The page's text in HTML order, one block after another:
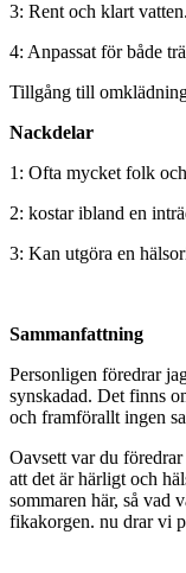
3: Rent och klart vatten.
4: Anpassat för både
Tillgång till
Nackdelar
1: Ofta mycket folk
2: kostar ibland en
3: Kan utgöra en
Sammanfattning
Personligen föredrar
synskadad. Det finns
och framförallt ingen
Oavsett var du
att det är härligt och
sommaren här, så vad
fikakorgen. nu drar vi